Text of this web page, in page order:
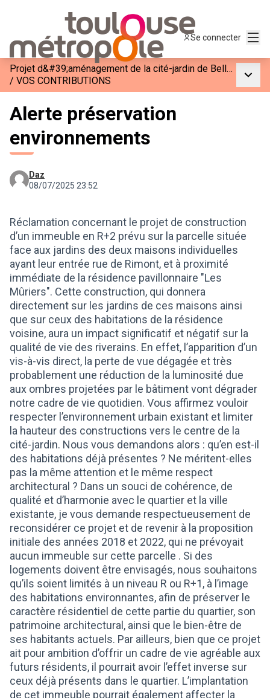
Se connecter
Projet d&#39;aménagement de la cité-jardin de Bellefontaine
/ VOS CONTRIBUTIONS
Alerte préservation
environnements
Daz
08/07/2025 23:52
Réclamation concernant le projet de construction
d’un immeuble en R+2 prévu sur la parcelle située
face aux jardins des deux maisons individuelles
ayant leur entrée rue de Rimont, et à proximité
immédiate de la résidence pavillonnaire "Les
Mûriers". Cette construction, qui donnera
directement sur les jardins de ces maisons ainsi
que sur ceux des habitations de la résidence
voisine, aura un impact significatif et négatif sur la
qualité de vie des riverains. En effet, l’apparition d’un
vis-à-vis direct, la perte de vue dégagée et très
probablement une réduction de la luminosité due
aux ombres projetées par le bâtiment vont dégrader
notre cadre de vie quotidien. Vous affirmez vouloir
respecter l’environnement urbain existant et limiter
la hauteur des constructions vers le centre de la
cité-jardin. Nous vous demandons alors : qu’en est-il
des habitations déjà présentes ? Ne méritent-elles
pas la même attention et le même respect
architectural ? Dans un souci de cohérence, de
qualité et d’harmonie avec le quartier et la ville
existante, je vous demande respectueusement de
reconsidérer ce projet et de revenir à la proposition
initiale des années 2018 et 2022, qui ne prévoyait
aucun immeuble sur cette parcelle . Si des
logements doivent être envisagés, nous souhaitons
qu’ils soient limités à un niveau R ou R+1, à l’image
des habitations environnantes, afin de préserver le
caractère résidentiel de cette partie du quartier, son
patrimoine architectural, ainsi que le bien-être de
ses habitants actuels. Par ailleurs, bien que ce projet
ait pour ambition d’offrir un cadre de vie agréable aux
futurs résidents, il pourrait avoir l’effet inverse sur
ceux déjà présents dans le quartier. L’implantation
de cet immeuble pourrait également affecter la